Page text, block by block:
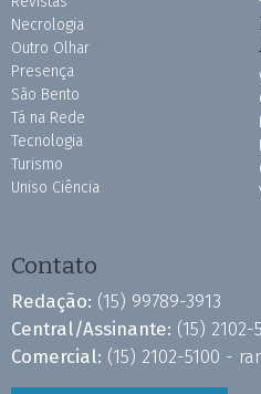
Necrologia
Outro Olhar
Presença
São Bento
Tá na Rede
Tecnologia
Turismo
Uniso Ciência
Contato
Redação: (15) 99789-3913
Central/Assinante: (15)
Comercial: (15) 2102-5100 -